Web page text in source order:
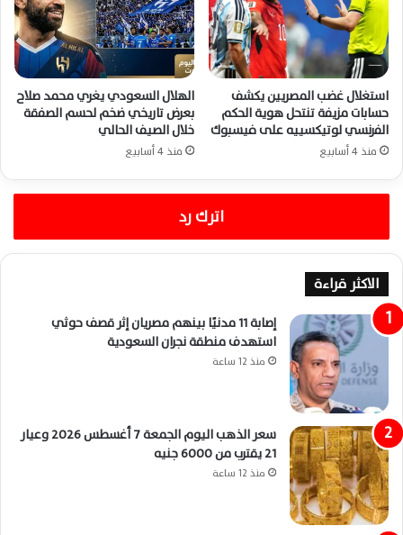
استغلال غضب المصريين يكشف
حسابات مزيفة تنتحل هوية الحكم
الفرنسي لوتيكسييه على فيسبوك
منذ 4 أسابيع
الهلال السعودي يغري محمد صلاح
بعرض تاريخي ضخم لحسم الصفقة
خلال الصيف الحالي
منذ 4 أسابيع
اترك رد
الاكثر قراءة
إصابة 11 مدنيًا بينهم مصريان إثر قصف حوثي
استهدف منطقة نجران السعودية
منذ 12 ساعة
سعر الذهب اليوم الجمعة 7 أغسطس 2026 وعيار
21 يقترب من 6000 جنيه
منذ 12 ساعة